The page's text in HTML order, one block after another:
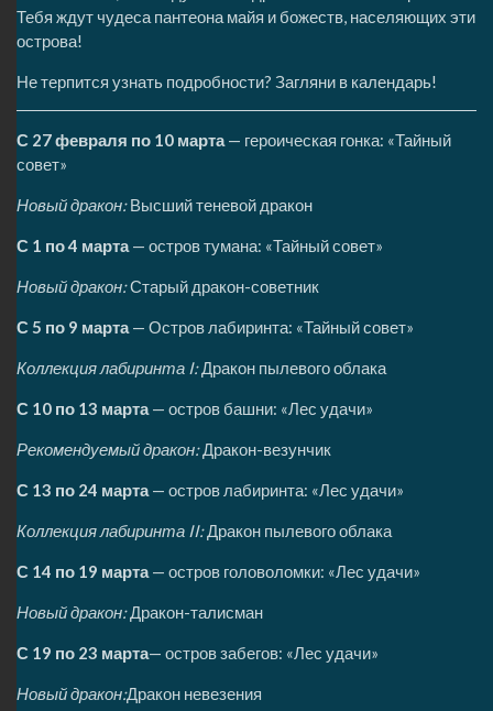
Тебя ждут чудеса пантеона майя и божеств, населяющих эти
острова!
Не терпится узнать подробности? Загляни в календарь!
С 27 февраля по 10 марта— героическая гонка: «Тайный
совет»
Новый дракон: Высший теневой дракон
С 1 по 4 марта— остров тумана: «Тайный совет»
Новый дракон:Старый дракон-советник
С 5 по 9 марта— Остров лабиринта: «Тайный совет»
Коллекция лабиринта I:Дракон пылевого облака
С 10 по 13 марта— остров башни: «Лес удачи»
Рекомендуемый дракон:Дракон-везунчик
С 13 по 24 марта— остров лабиринта: «Лес удачи»
Коллекция лабиринта II:Дракон пылевого облака
С 14 по 19 марта— остров головоломки: «Лес удачи»
Новый дракон:Дракон-талисман
С 19 по 23 марта— остров забегов: «Лес удачи»
Новый дракон:Дракон невезения